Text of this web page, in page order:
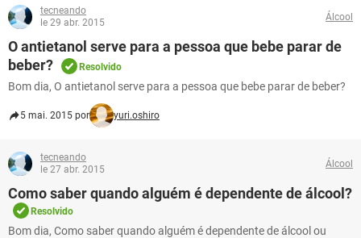
tecneando
le 29 abr. 2015
Álcool
O antietanol serve para a pessoa que bebe parar de
beber?
Resolvido
Bom dia, O antietanol serve para a pessoa que bebe parar de beber?
5 mai. 2015 por yuri.oshiro
tecneando
le 27 abr. 2015
Álcool
Como saber quando alguém é dependente de álcool?
Resolvido
Bom dia, Como saber quando alguém é dependente de álcool ou